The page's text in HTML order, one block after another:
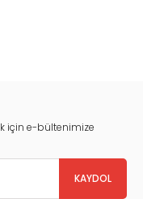
için e-bültenimize
KAYDOL